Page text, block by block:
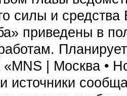
силы и
приведены в
| Москва •
источники